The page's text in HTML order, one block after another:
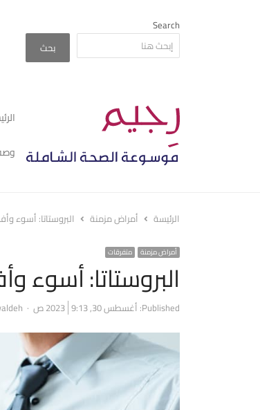
Search
بحث
الرئيسة أمراض مزمنة البروستاتا: أسوء
أمراض مزمنة متفرقات
البروستاتا: أسوء
Published: أغسطس 30, 2023 9:13 ص